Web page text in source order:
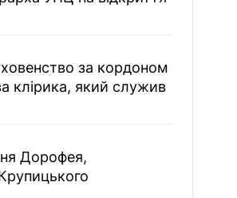
за кордоном
клірика, який служив
Дорофея,